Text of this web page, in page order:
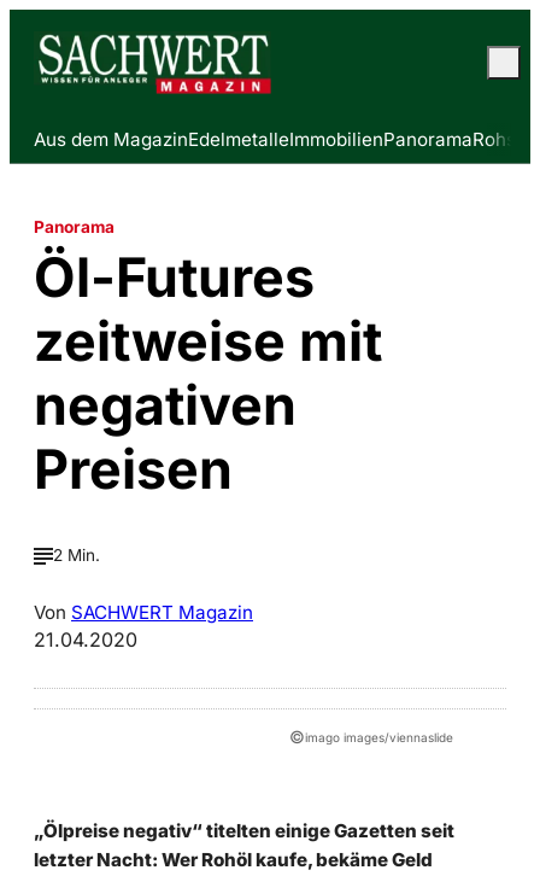
Aus dem MagazinEdelmetalleImmobilienPanorama
Panorama
Öl-Futures
zeitweise mit
negativen
Preisen
2 Min.
Von SACHWERT Magazin
21.04.2020
©imago images/viennaslide
„Ölpreise negativ“ titelten einige Gazetten seit
letzter Nacht: Wer Rohöl kaufe, bekäme Geld